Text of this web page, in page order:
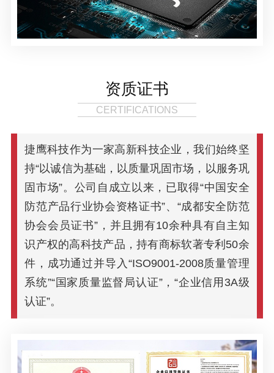
资质证书
CERTIFICATIONS
捷鹰科技作为一家高新科技企业，我们始终坚
持“以诚信为基础，以质量巩固市场，以服务巩
固市场”。公司自成立以来，已取得“中国安全
防范产品行业协会资格证书”、“成都安全防范
协会会员证书”，并且拥有10余种具有自主知
识产权的高科技产品，持有商标软著专利50余
件，成功通过并导入“ISO9001-2008质量管理
系统”“国家质量监督局认证”，“企业信用3A级
认证”。